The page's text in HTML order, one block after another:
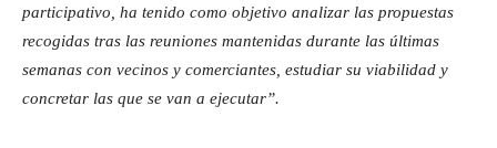
participativo, ha tenido como objetivo analizar las propuestas
recogidas tras las reuniones mantenidas durante las últimas
semanas con vecinos y comerciantes, estudiar su viabilidad y
concretar las que se van a ejecutar”.